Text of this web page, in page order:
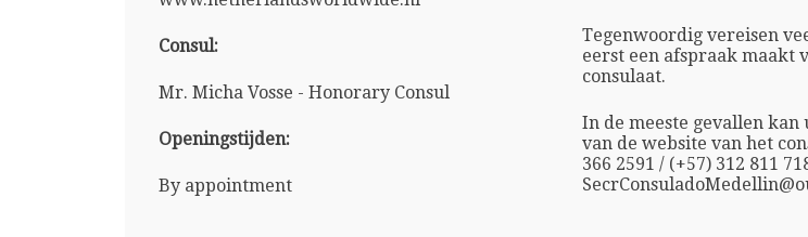
Consul:
Mr. Micha Vosse - Honorary Consul
Openingstijden:
By appointment
Tegenwoordig vereisen
eerst een afspraak maakt
consulaat.
In de meeste gevallen
van de website van het
366 2591 / (+57) 312 811